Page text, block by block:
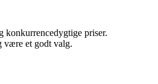
konkurrencedygtige priser.
være et godt valg.